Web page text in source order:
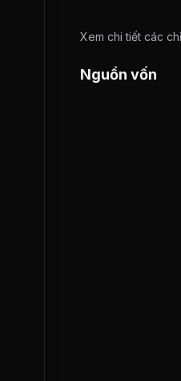
Xem chi tiết các
Nguồn vốn